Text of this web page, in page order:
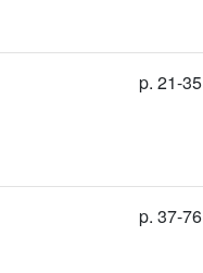
p. 21-35
p. 37-76